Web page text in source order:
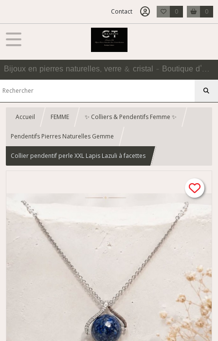
Contact 0 0
Bijoux en pierres naturelles, verre & cristal - Boutique d'Accessoires
Accueil FEMME ✨ Colliers & Pendentifs Femme ✨
Pendentifs Pierres Naturelles Gemme
Collier pendentif perle XXL Lapis Lazuli à facettes